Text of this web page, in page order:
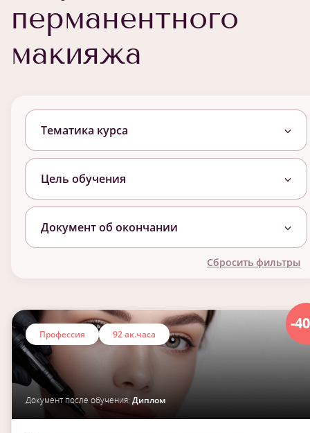
перманентного
макияжа
Тематика курса
Цель обучения
Документ об окончании
Сбросить фильтры
-
Профессия 92 ак.часа
Документ после обучения:Диплом